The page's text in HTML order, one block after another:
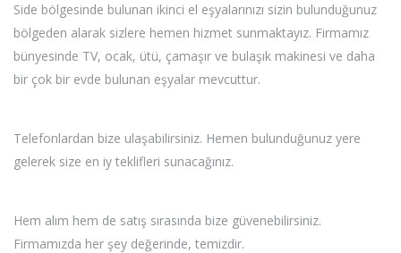
Side bölgesinde bulunan ikinci el eşyalarınızı sizin bulunduğunuz
bölgeden alarak sizlere hemen hizmet sunmaktayız. Firmamız
bünyesinde TV, ocak, ütü, çamaşır ve bulaşık makinesi ve daha
bir çok bir evde bulunan eşyalar mevcuttur.
Telefonlardan bize ulaşabilirsiniz. Hemen bulunduğunuz yere
gelerek size en iy teklifleri sunacağınız.
Hem alım hem de satış sırasında bize güvenebilirsiniz.
Firmamızda her şey değerinde, temizdir.